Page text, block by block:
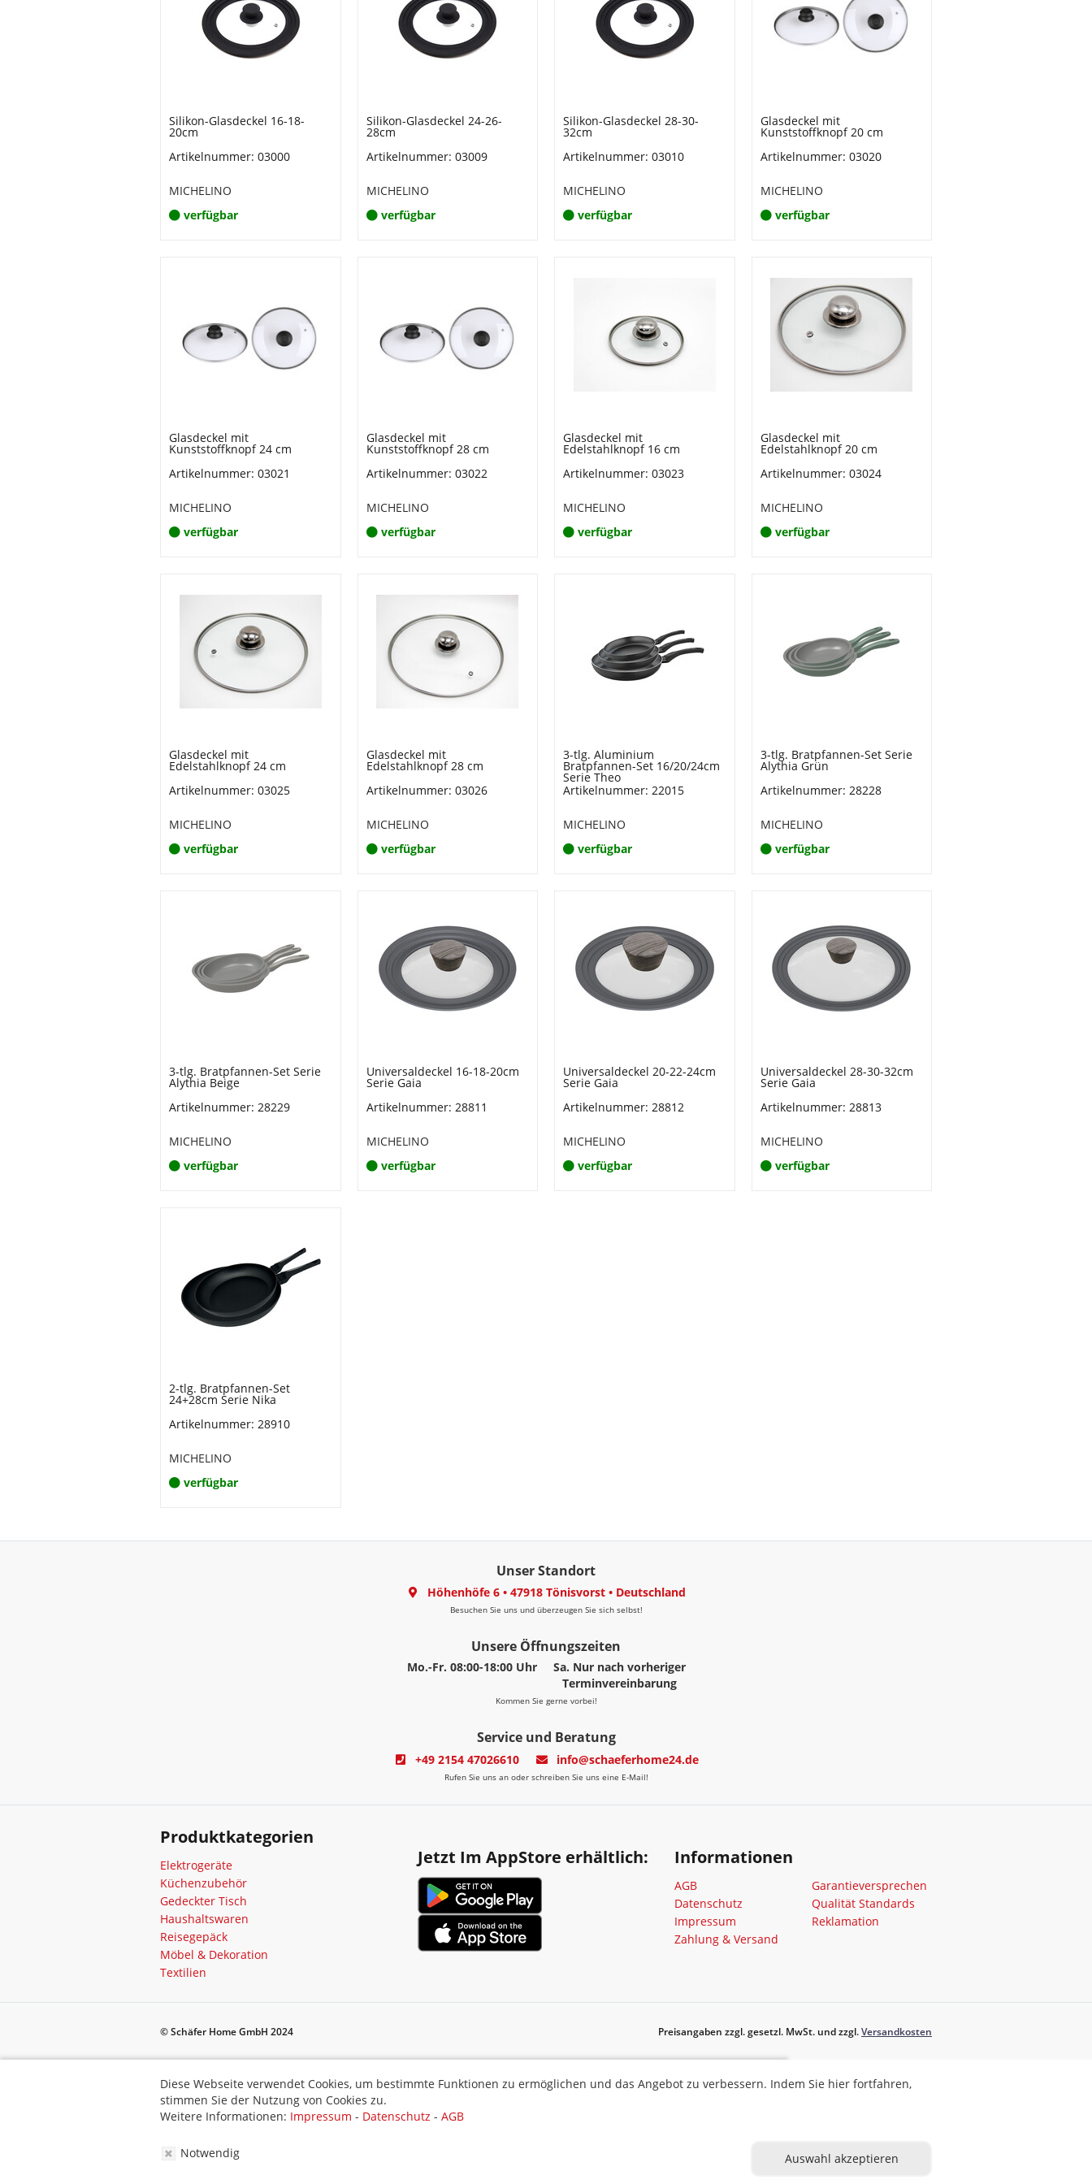
Silikon-Glasdeckel 16-18-
20cm
Artikelnummer: 03000
MICHELINO
verfügbar
Silikon-Glasdeckel 24-26-
28cm
Artikelnummer: 03009
MICHELINO
verfügbar
Silikon-Glasdeckel 28-30-
32cm
Artikelnummer: 03010
MICHELINO
verfügbar
Glasdeckel mit
Kunststoffknopf 20 cm
Artikelnummer: 03020
MICHELINO
verfügbar
Glasdeckel mit
Kunststoffknopf 24 cm
Artikelnummer: 03021
MICHELINO
verfügbar
Glasdeckel mit
Kunststoffknopf 28 cm
Artikelnummer: 03022
MICHELINO
verfügbar
Glasdeckel mit
Edelstahlknopf 16 cm
Artikelnummer: 03023
MICHELINO
verfügbar
Glasdeckel mit
Edelstahlknopf 20 cm
Artikelnummer: 03024
MICHELINO
verfügbar
Glasdeckel mit
Edelstahlknopf 24 cm
Artikelnummer: 03025
MICHELINO
verfügbar
Glasdeckel mit
Edelstahlknopf 28 cm
Artikelnummer: 03026
MICHELINO
verfügbar
3-tlg. Aluminium
Bratpfannen-Set 16/20/24cm
Serie Theo
Artikelnummer: 22015
MICHELINO
verfügbar
3-tlg. Bratpfannen-Set Serie
Alythia Grün
Artikelnummer: 28228
MICHELINO
verfügbar
3-tlg. Bratpfannen-Set Serie
Alythia Beige
Artikelnummer: 28229
MICHELINO
verfügbar
Universaldeckel 16-18-20cm
Serie Gaia
Artikelnummer: 28811
MICHELINO
verfügbar
Universaldeckel 20-22-24cm
Serie Gaia
Artikelnummer: 28812
MICHELINO
verfügbar
Universaldeckel 28-30-32cm
Serie Gaia
Artikelnummer: 28813
MICHELINO
verfügbar
2-tlg. Bratpfannen-Set
24+28cm Serie Nika
Artikelnummer: 28910
MICHELINO
verfügbar
Unser Standort
Höhenhöfe 6• 47918 Tönisvorst• Deutschland
Besuchen Sie uns und überzeugen Sie sich selbst!
Unsere Öffnungszeiten
Mo.-Fr. 08:00-18:00 Uhr
Sa. Nur nach vorheriger
Terminvereinbarung
Kommen Sie gerne vorbei!
Service und Beratung
+49 2154 47026610 info@schaeferhome24.de
Rufen Sie uns an oder schreiben Sie uns eine E-Mail!
Produktkategorien
Elektrogeräte
Küchenzubehör
Gedeckter Tisch
Haushaltswaren
Reisegepäck
Möbel & Dekoration
Textilien
Jetzt Im AppStore erhältlich: Informationen
AGB
Datenschutz
Impressum
Zahlung & Versand
Garantieversprechen
Qualität Standards
Reklamation
© Schäfer Home GmbH 2024 Preisangaben zzgl. gesetzl. MwSt. und zzgl.Versandkosten
Diese Webseite verwendet Cookies, um bestimmte Funktionen zu ermöglichen und das Angebot zu verbessern. Indem Sie hier fortfahren,
stimmen Sie der Nutzung von Cookies zu.
Weitere Informationen: Impressum - Datenschutz - AGB
Notwendig Auswahl akzeptieren
Diese Webseite verwendet Cookies, um bestimmte Funktionen zu ermöglichen und das Angebot zu verbessern. Indem Sie hier fortfahren,
stimmen Sie der Nutzung von Cookies zu.
Impressum-Datenschutz- AGB